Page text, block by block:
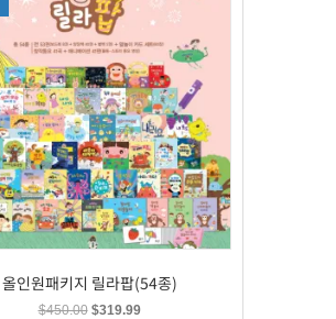
올인원패키지 릴라팝(54종)
$450.00 Original
$319.99Current